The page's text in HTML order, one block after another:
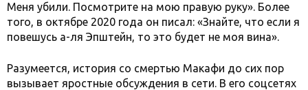
Меня убили. Посмотрите на мою правую руку». Более
того, в октябре 2020 года он писал: «Знайте, что если я
повешусь а-ля Эпштейн, то это будет не моя вина».
Разумеется, история со смертью Макафи до сих пор
вызывает яростные обсуждения в сети. В его соцсетях